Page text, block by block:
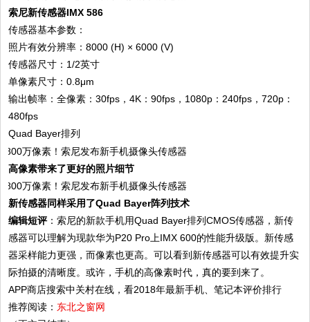
索尼新传感器IMX 586
传感器基本参数：
照片有效分辨率：8000 (H) × 6000 (V)
传感器尺寸：1/2英寸
单像素尺寸：0.8μm
输出帧率：全像素：30fps，4K：90fps，1080p：240fps，720p：
480fps
Quad Bayer排列
高像素带来了更好的照片细节
新传感器同样采用了Quad Bayer阵列技术
编辑短评：索尼的新款手机用Quad Bayer排列CMOS传感器，新传
感器可以理解为现款华为P20 Pro上IMX 600的性能升级版。新传感
器采样能力更强，而像素也更高。可以看到新传感器可以有效提升实
际拍摄的清晰度。或许，手机的高像素时代，真的要到来了。
APP商店搜索中关村在线，看2018年最新手机、笔记本评价排行
推荐阅读： 东北之窗网